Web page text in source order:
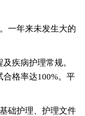
一年来未发生大的
疾病护理常规。
格率达100%。平
础护理、护理文件